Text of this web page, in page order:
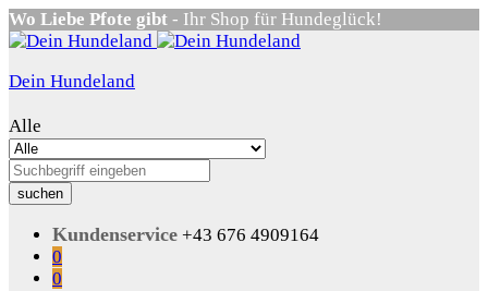
Wo Liebe Pfote gibt - Ihr Shop für Hundeglück!
Dein Hundeland
Alle
suchen
Kundenservice +43 676 4909164
0
0